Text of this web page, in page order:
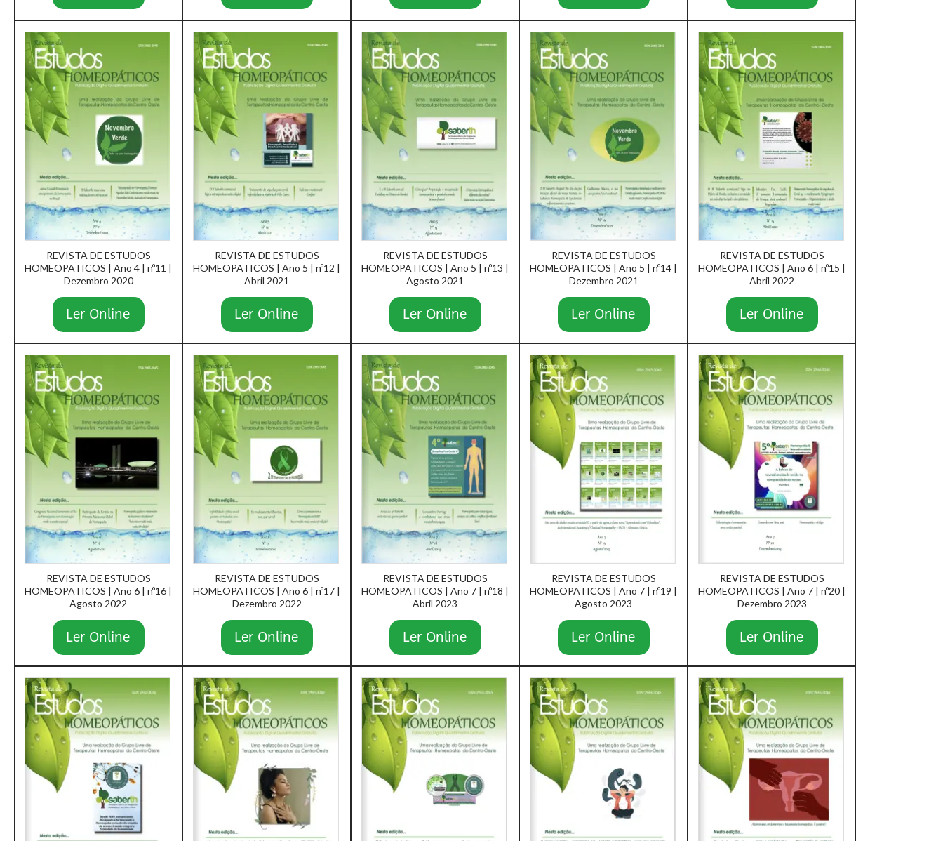
REVISTA DE ESTUDOS
HOMEOPATICOS | Ano 4 | nº11 |
Dezembro 2020
Ler Online
REVISTA DE ESTUDOS
HOMEOPATICOS | Ano 5 | nº12 |
Abril 2021
Ler Online
REVISTA DE ESTUDOS
HOMEOPATICOS | Ano 5 | nº13 |
Agosto 2021
Ler Online
REVISTA DE ESTUDOS
HOMEOPATICOS | Ano 5 | nº14 |
Dezembro 2021
Ler Online
REVISTA DE ESTUDOS
HOMEOPATICOS | Ano 6 | nº15 |
Abril 2022
Ler Online
REVISTA DE ESTUDOS
HOMEOPATICOS | Ano 6 | nº16 |
Agosto 2022
Ler Online
REVISTA DE ESTUDOS
HOMEOPATICOS | Ano 6 | nº17 |
Dezembro 2022
Ler Online
REVISTA DE ESTUDOS
HOMEOPATICOS | Ano 7 | nº18 |
Abril 2023
Ler Online
REVISTA DE ESTUDOS
HOMEOPATICOS | Ano 7 | nº19 |
Agosto 2023
Ler Online
REVISTA DE ESTUDOS
HOMEOPATICOS | Ano 7 | nº20 |
Dezembro 2023
Ler Online